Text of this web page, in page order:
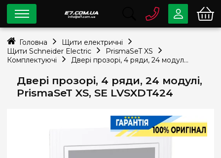
Двері прозорі, 4 ряди, 24 модулі,
PrismaSeT XS, SE LVSXDT424
0 800
Безкоштовно
info@e7.com.ua
044 334-79-78
Viber Telegram
Головна
Щити електричні
Щити Schneider Electric
PrismaSeT XS
Комплектуючі
Двері прозорі, 4 ряди, 24 модулі, PrismaSeT XS, SE LVSXDT424